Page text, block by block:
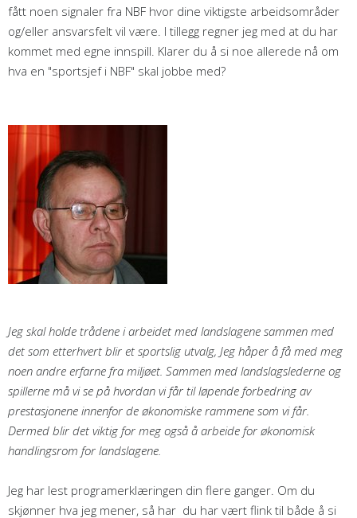
fått noen signaler fra NBF hvor dine viktigste arbeidsområder
og/eller ansvarsfelt vil være. I tillegg regner jeg med at du har
kommet med egne innspill. Klarer du å si noe allerede nå om
hva en "sportsjef i NBF" skal jobbe med?
Jeg skal holde trådene i arbeidet med landslagene sammen med
det som etterhvert blir et sportslig utvalg, Jeg håper å få med meg
noen andre erfarne fra miljøet. Sammen med landslagslederne og
spillerne må vi se på hvordan vi får til løpende forbedring av
prestasjonene innenfor de økonomiske rammene som vi får.
Dermed blir det viktig for meg også å arbeide for økonomisk
handlingsrom for landslagene.
Jeg har lest programerklæringen din flere ganger. Om du
skjønner hva jeg mener, så har du har vært flink til både å si